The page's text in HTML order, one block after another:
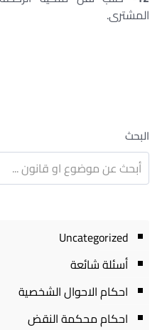
المشترى.
البحث
Uncategorized
أسئلة شائعة
احكام الاحوال الشخصية
احكام محكمة النقض